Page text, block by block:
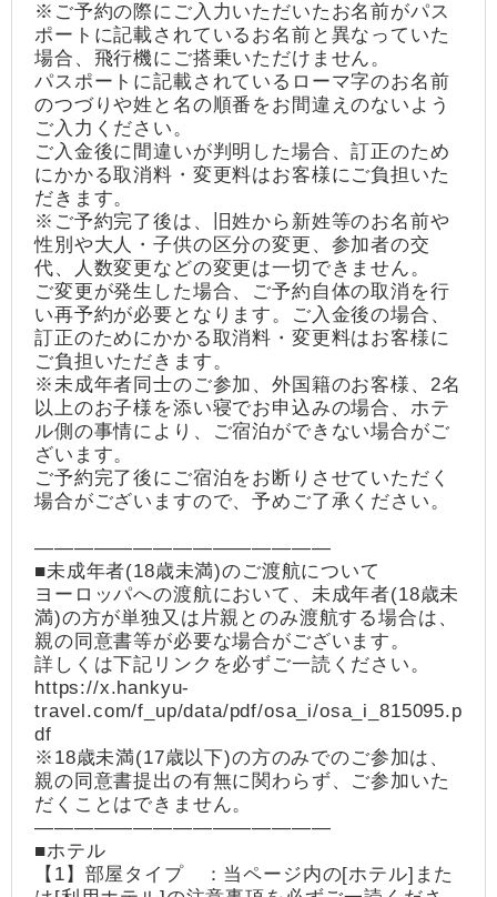
※ご予約の際にご入力いただいたお名前がパス
ポートに記載されているお名前と異なっていた
場合、飛行機にご搭乗いただけません。
パスポートに記載されているローマ字のお名前
のつづりや姓と名の順番をお間違えのないよう
ご入力ください。
ご入金後に間違いが判明した場合、訂正のため
にかかる取消料・変更料はお客様にご負担いた
だきます。
※ご予約完了後は、旧姓から新姓等のお名前や
性別や大人・子供の区分の変更、参加者の交
代、人数変更などの変更は一切できません。
ご変更が発生した場合、ご予約自体の取消を行
い再予約が必要となります。ご入金後の場合、
訂正のためにかかる取消料・変更料はお客様に
ご負担いただきます。
※未成年者同士のご参加、外国籍のお客様、2名
以上のお子様を添い寝でお申込みの場合、ホテ
ル側の事情により、ご宿泊ができない場合がご
ざいます。
ご予約完了後にご宿泊をお断りさせていただく
場合がございますので、予めご了承ください。
―――――――――――――――
■未成年者(18歳未満)のご渡航について
ヨーロッパへの渡航において、未成年者(18歳未
満)の方が単独又は片親とのみ渡航する場合は、
親の同意書等が必要な場合がございます。
詳しくは下記リンクを必ずご一読ください。
https://x.hankyu-
travel.com/f_up/data/pdf/osa_i/osa_i_815095.p
df
※18歳未満(17歳以下)の方のみでのご参加は、
親の同意書提出の有無に関わらず、ご参加いた
だくことはできません。
―――――――――――――――
■ホテル
【1】部屋タイプ ：当ページ内の[ホテル]また